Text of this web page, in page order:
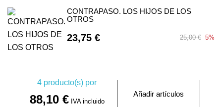
CONTRAPASO. LOS HIJOS DE LOS
OTROS
23,75 € 25,00 € 5%
4 producto(s) por
88,10 € IVA incluido
Añadir artículos